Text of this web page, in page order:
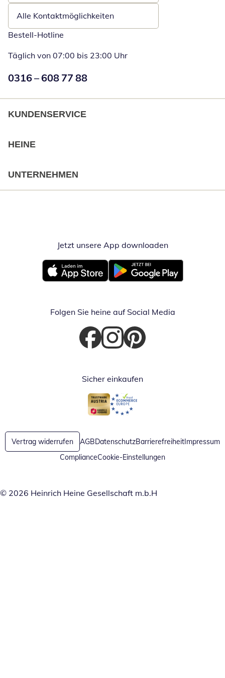
Alle Kontaktmöglichkeiten
Bestell-Hotline
Täglich von 07:00 bis 23:00 Uhr
Numéro de téléphone:
0316 – 608 77 88
KUNDENSERVICE
HEINE
UNTERNEHMEN
Jetzt unsere App downloadenÖffnet in
Öffnet in neuem FensterÖffnet in neuem Fenster
Folgen Sie heine auf Social Media
Öffnet in neuem Fenster
Öffnet in neuem Fenster
Öffnet in neuem Fenster
Sicher einkaufen
Öffnet in neuem Fenster
Öffnet in neuem Fenster
Vertrag widerrufen AGBDatenschutzBarrierefreiheitImpressum
ComplianceCookie-Einstellungen
© 2026 Heinrich Heine Gesellschaft m.b.H